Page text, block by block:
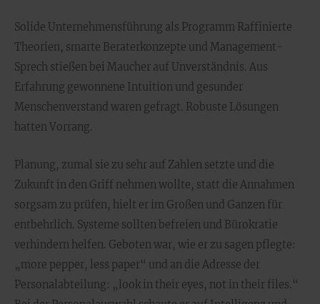
Solide Unternehmensführung als Programm Raffinierte
Theorien, smarte Beraterkonzepte und Management-
Sprech stießen bei Maucher auf Unverständnis. Aus
Erfahrung gewonnene Intuition und gesunder
Menschenverstand waren gefragt. Robuste Lösungen
hatten Vorrang.
Planung, zumal sie zu sehr auf Zahlen setzte und die
Zukunft in den Griff nehmen wollte, statt die Annahmen
sorgsam zu prüfen, hielt er im Großen und Ganzen für
entbehrlich. Systeme sollten befreien und Bürokratie
verhindern helfen. Geboten war, wie er zu sagen pflegte:
„more pepper, less paper“ und an die Adresse der
Personalabteilung: „look in their eyes, not in their files.“